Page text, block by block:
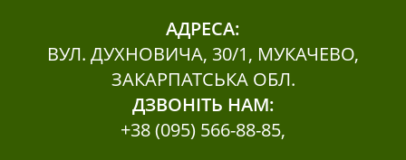
АДРЕСА:
ВУЛ. ДУХНОВИЧА, 30/1, МУКАЧЕВО,
ЗАКАРПАТСЬКА ОБЛ.
ДЗВОНІТЬ НАМ:
+38 (095) 566-88-85,